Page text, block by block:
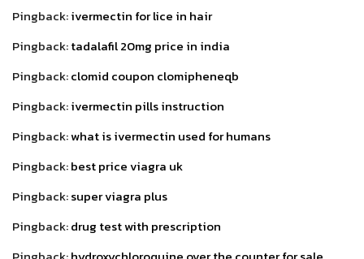
Pingback:ivermectin for lice in hair
Pingback:tadalafil 20mg price in india
Pingback:clomid coupon clomipheneqb
Pingback:ivermectin pills instruction
Pingback:what is ivermectin used for humans
Pingback:best price viagra uk
Pingback:super viagra plus
Pingback:drug test with prescription